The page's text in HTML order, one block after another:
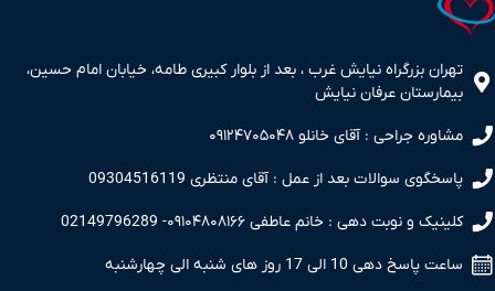
بزرگراه نیایش غرب ، بعد از بلوار کبیری طامه، خیابان امام حسین،
عرفان نیایش
جراحی : آقای خانلو ۰۹۱۲۴۷۰۵۰۴۸
سوالات بعد از عمل : آقای منتظری 09304516119
و نوبت دهی : خانم عاطفی ۰۹۱۰۴۸۰۸۱۶۶- 02149796289
دهی 10 الی 17 روز های شنبه الی چهارشنبه